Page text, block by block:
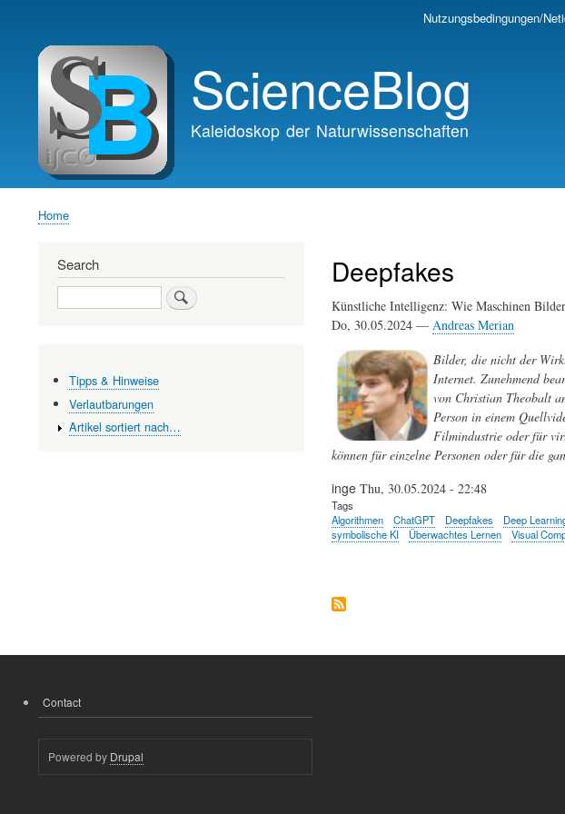
navigation
Nutzungsbedingungen/
ScienceBlog
Kaleidoskop der Naturwissenschaften
Home
Deepfakes
Künstliche Intelligenz: Wie Maschinen
Do, 30.05.2024 — Andreas Merian
Bilder, die nicht der
Internet. Zunehmend
von Christian Theobalt
Person in einem
Filmindustrie oder für
können für einzelne Personen oder für die
inge Thu, 30.05.2024 - 22:48
Tags
Algorithmen
ChatGPT Deepfakes Deep
symbolische KI
Überwachtes Lernen Visual
Search
Search
Tipps & Hinweise
Verlautbarungen
Artikel sortiert nach…
FOOTER
Contact
Powered by Drupal